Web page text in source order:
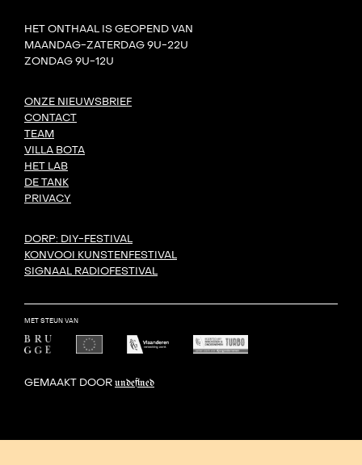
HET ONTHAAL IS GEOPEND VAN
MAANDAG-ZATERDAG 9U-22U
ZONDAG 9U-12U
ONZE NIEUWSBRIEF
CONTACT
TEAM
VILLA BOTA
HET LAB
DE TANK
PRIVACY
DORP: DIY-FESTIVAL
KONVOOI KUNSTENFESTIVAL
SIGNAAL RADIOFESTIVAL
MET STEUN VAN
GEMAAKT DOOR undefined